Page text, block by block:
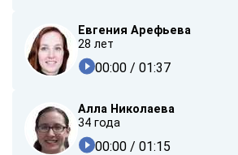
Евгения Арефьева
28 лет
00:00 / 01:37
Алла Николаева
34 года
00:00 / 01:15